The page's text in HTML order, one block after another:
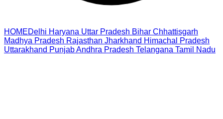
HOMEDelhi Haryana Uttar Pradesh Bihar Chhattisgarh
Madhya Pradesh Rajasthan Jharkhand Himachal Pradesh
Uttarakhand PunjabAndhra Pradesh Telangana Tamil Nadu